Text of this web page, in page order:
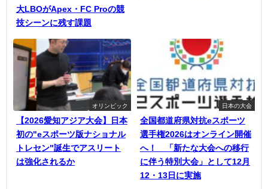
大LBOがApex・FC Proの競
技シーンに残す課題
オリンピック
【2026愛知アジア大会】日本
初の"eスポーツ版ナショナル
トレセン"誕生でアスリート
は強化されるか
日本の大会
全国都道府県対抗eスポーツ
選手権2026はオンライン開催
へ！ 「新たな大会への移行
に伴う特別大会」として12月
12・13日に実施